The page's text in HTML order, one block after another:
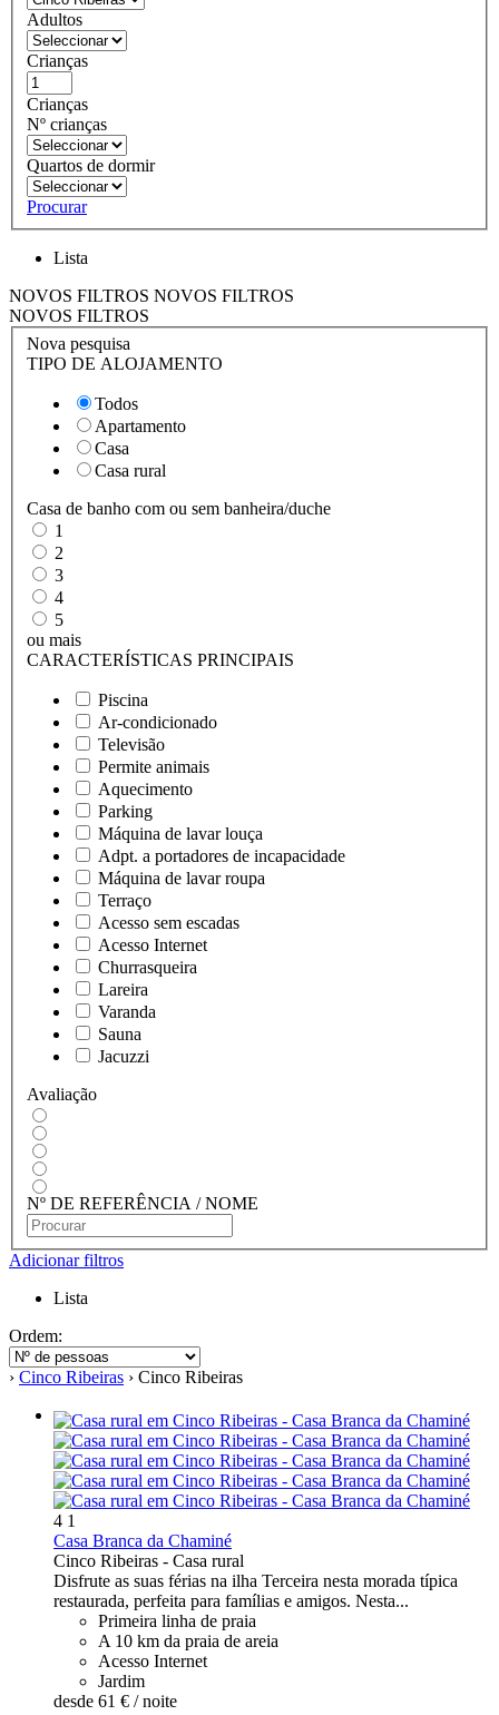
Adultos
Crianças
Crianças
Nº crianças
Quartos de dormir
Procurar
Lista
NOVOS FILTROS NOVOS FILTROS
NOVOS FILTROS
Nova pesquisa
TIPO DE ALOJAMENTO
Todos
Apartamento
Casa
Casa rural
Casa de banho com ou sem banheira/duche
1
2
3
4
5
ou mais
CARACTERÍSTICAS PRINCIPAIS
Piscina
Ar-condicionado
Televisão
Permite animais
Aquecimento
Parking
Máquina de lavar louça
Adpt. a portadores de incapacidade
Máquina de lavar roupa
Terraço
Acesso sem escadas
Acesso Internet
Churrasqueira
Lareira
Varanda
Sauna
Jacuzzi
Avaliação
Nº DE REFERÊNCIA / NOME
Adicionar filtros
Lista
Ordem:
› Cinco Ribeiras › Cinco Ribeiras
4 1
Casa Branca da Chaminé
Cinco Ribeiras - Casa rural
Disfrute as suas férias na ilha Terceira nesta morada típica
restaurada, perfeita para famílias e amigos. Nesta...
Primeira linha de praia
A 10 km da praia de areia
Acesso Internet
Jardim
desde 61 € / noite